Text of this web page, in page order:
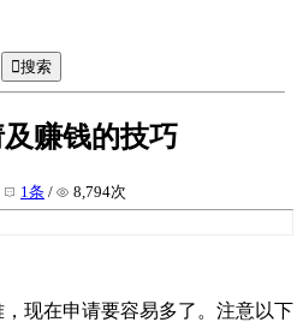
搜索
赚钱的技巧
1条 / 8,794次
现在申请要容易多了。注意以下